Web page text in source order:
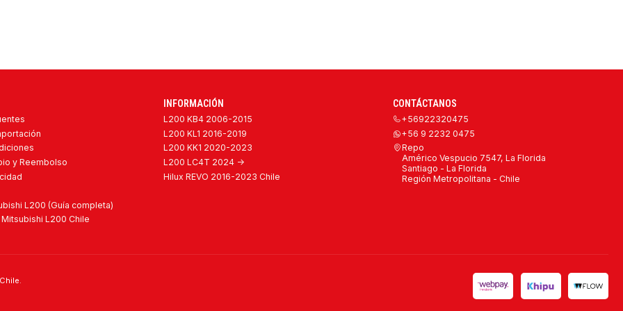
y Reembolso
L200 (Guía completa)
L200 Chile
INFORMACIÓN
L200 KB4 2006-2015
L200 KL1 2016-2019
L200 KK1 2020-2023
L200 LC4T 2024 ->
Hilux REVO 2016-2023 Chile
CONTÁCTANOS
+56922320475
+56 9 2232 0475
Repo
Américo Vespucio 7547, La Florida
Santiago - La Florida
Región Metropolitana - Chile